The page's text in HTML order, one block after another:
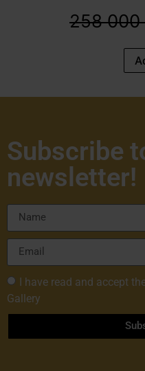
258 000
Subscribe
newsletter!
I have read and accept
Gallery